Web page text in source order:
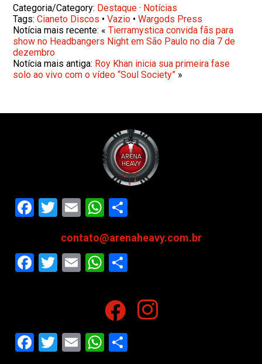
Categoria/Category: Destaque · Notícias
Tags:Cianeto Discos •Vazio •Wargods Press
Notícia mais recente: «Tierramystica convida fãs para
show no Headbangers Night em São Paulo no dia 7 de
dezembro
Notícia mais antiga: Roy Khan inicia sua primeira fase
solo ao vivo com o vídeo “Soul Society” »
Facebook
Twitter
EmailWhatsApp
contato@arenaheavy.com.br
Facebook
Twitter
EmailWhatsApp
Facebook
Twitter
EmailWhatsApp